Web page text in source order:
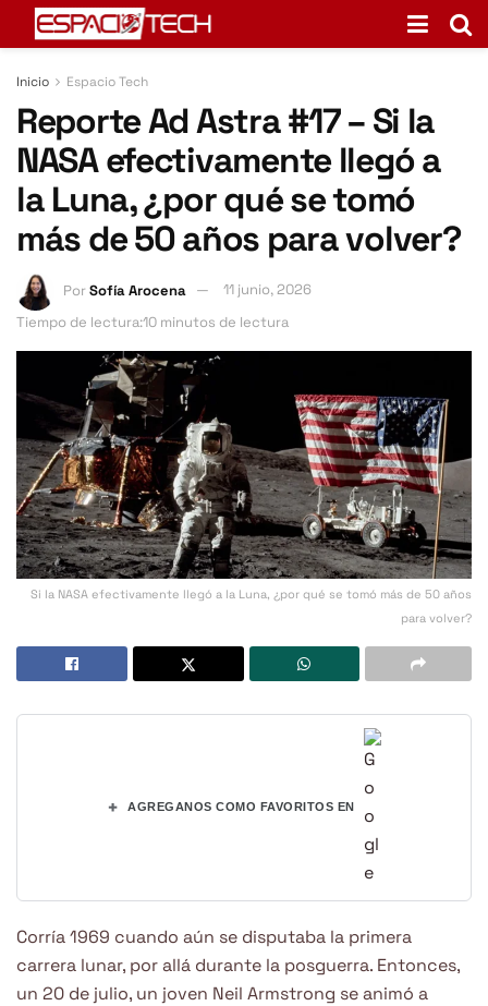
Inicio Espacio Tech
Reporte Ad Astra #17 – Si la
NASA efectivamente llegó a
la Luna, ¿por qué se tomó
más de 50 años para volver?
PorSofía Arocena
11 junio, 2026
Tiempo de lectura:10 minutos de lectura
Si la NASA efectivamente llegó a la Luna, ¿por qué se tomó más de 50 años
para volver?
+ AGREGANOS COMO FAVORITOS EN
Corría 1969 cuando aún se disputaba la primera
carrera lunar, por allá durante la posguerra. Entonces,
un 20 de julio, un joven Neil Armstrong se animó a